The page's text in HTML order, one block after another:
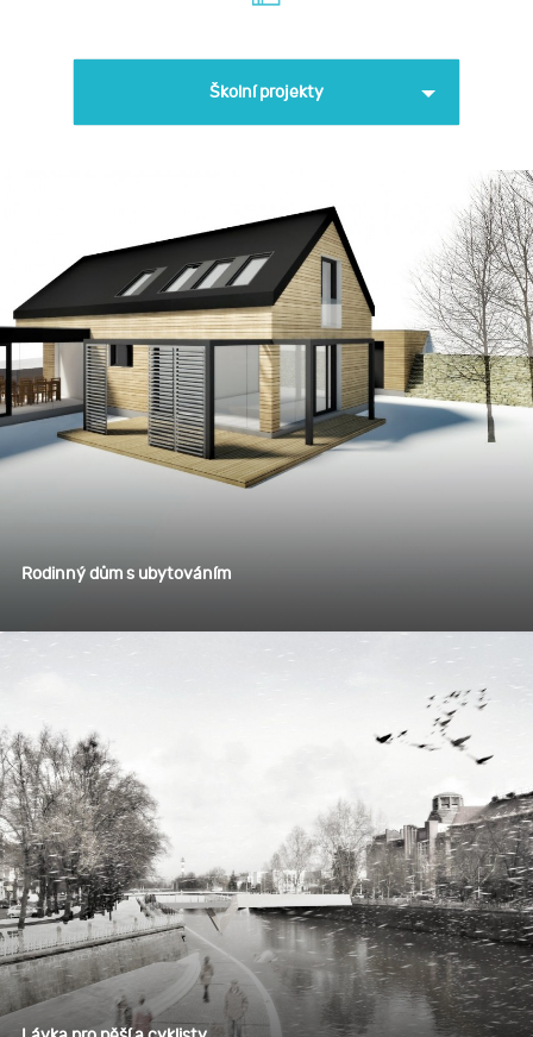
Školní projekty
Rodinný dům s ubytováním